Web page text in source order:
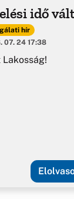
idő
hír
07. 24 17:38